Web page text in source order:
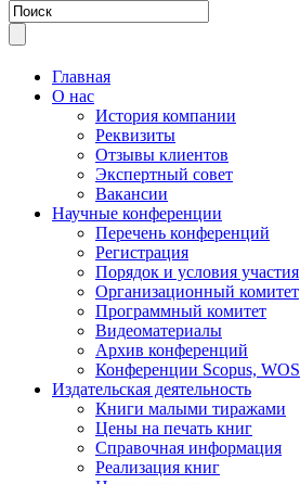
Главная
О нас
История компании
Реквизиты
Отзывы клиентов
Экспертный совет
Вакансии
Научные конференции
Перечень конференций
Регистрация
Порядок и условия участия
Организационный комитет
Программный комитет
Видеоматериалы
Архив конференций
Конференции Scopus, WOS
Издательская деятельность
Книги малыми тиражами
Цены на печать книг
Справочная информация
Реализация книг